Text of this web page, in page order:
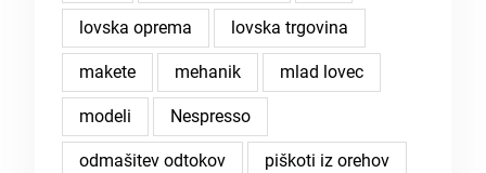
lovska oprema lovska trgovina
makete mehanik mlad lovec
modeli Nespresso
odmašitev odtokov piškoti iz orehov